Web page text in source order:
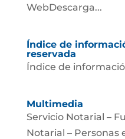
WebDescarga...
Índice de
reservada
Índice de
Multimedia
Servicio Notarial –
Notarial – Personas